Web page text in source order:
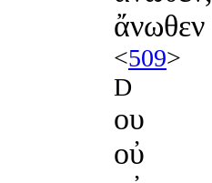
ἄνωθεν
<509>
D
ου
οὐ